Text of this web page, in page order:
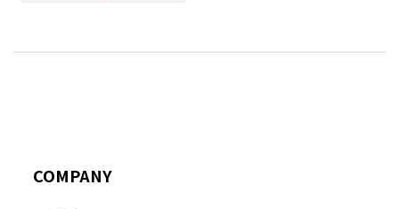
COMPANY